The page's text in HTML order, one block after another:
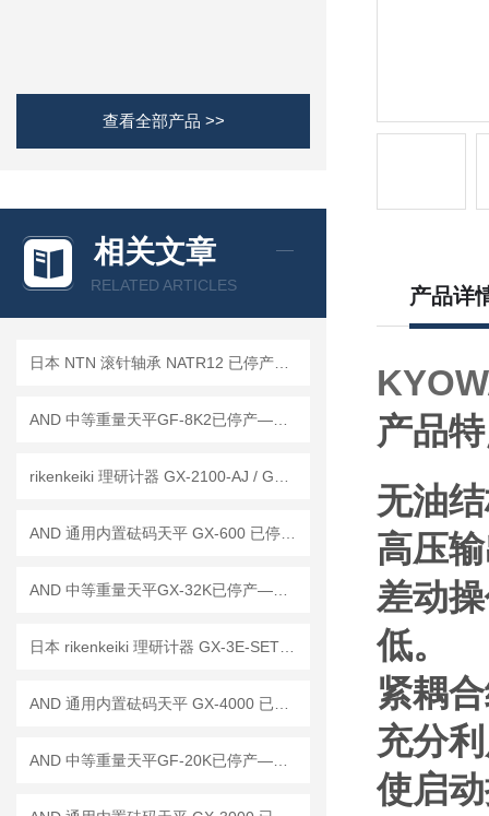
查看全部产品 >>
相关文章
RELATED ARTICLES 产品详
产品
无油
高压
差动
低。
紧耦
充分
使启